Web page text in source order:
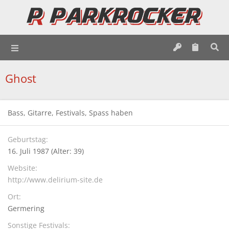
Ghost
Bass, Gitarre, Festivals, Spass haben
Geburtstag
16. Juli 1987 (Alter: 39)
Website
http://www.delirium-site.de
Ort
Germering
Sonstige Festivals